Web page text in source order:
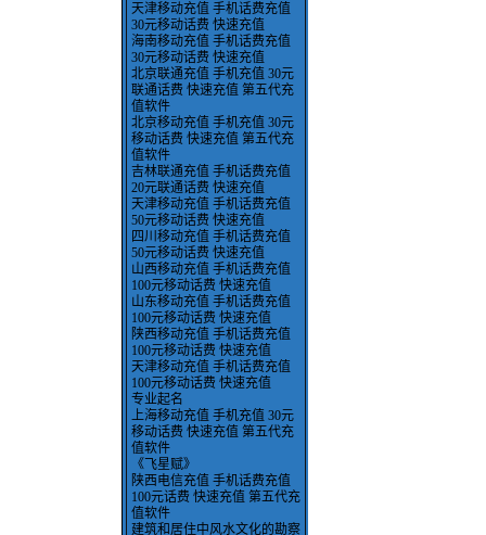
天津移动充值 手机话费充值
30元移动话费 快速充值
海南移动充值 手机话费充值
30元移动话费 快速充值
北京联通充值 手机充值 30元
联通话费 快速充值 第五代充
值软件
北京移动充值 手机充值 30元
移动话费 快速充值 第五代充
值软件
吉林联通充值 手机话费充值
20元联通话费 快速充值
天津移动充值 手机话费充值
50元移动话费 快速充值
四川移动充值 手机话费充值
50元移动话费 快速充值
山西移动充值 手机话费充值
100元移动话费 快速充值
山东移动充值 手机话费充值
100元移动话费 快速充值
陕西移动充值 手机话费充值
100元移动话费 快速充值
天津移动充值 手机话费充值
100元移动话费 快速充值
专业起名
上海移动充值 手机充值 30元
移动话费 快速充值 第五代充
值软件
《飞星赋》
陕西电信充值 手机话费充值
100元话费 快速充值 第五代充
值软件
建筑和居住中风水文化的勘察